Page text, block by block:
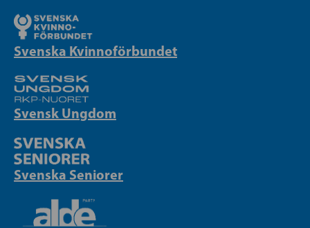
Svenska Kvinnoförbundet
Svensk Ungdom
Svenska Seniorer